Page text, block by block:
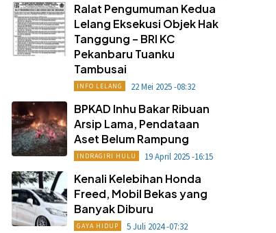
Ralat Pengumuman Kedua
Lelang Eksekusi Objek Hak
Tanggung – BRI KC
Pekanbaru Tuanku
Tambusai
INFO LELANG 22 Mei 2025 -08:32
BPKAD Inhu Bakar Ribuan
Arsip Lama, Pendataan
Aset Belum Rampung
INDRAGIRI HULU 19 April 2025 -16:15
Kenali Kelebihan Honda
Freed, Mobil Bekas yang
Banyak Diburu
GAYA HIDUP 5 Juli 2024 -07:32